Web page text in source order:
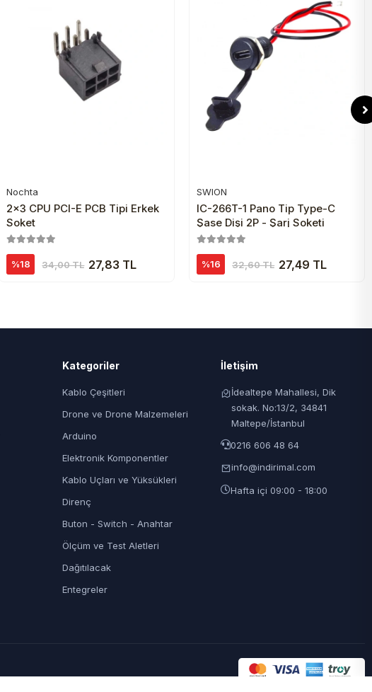
Sepete Ekle
Nochta
2x3 CPU PCI-E PCB Tipi Erkek
Soket
%18 34,00 TL 27,83 TL
Sepete Ekle
SWION
IC-266T-1 Pano Tip Type-C
Şase Dişi 2P - Şarj Soketi
%16 32,60 TL 27,49 TL
Kategoriler
Kablo Çeşitleri
Drone ve Drone Malzemeleri
Arduino
Elektronik Komponentler
Kablo Uçları ve Yüksükleri
Direnç
Buton - Switch - Anahtar
Ölçüm ve Test Aletleri
Dağıtılacak
Entegreler
İletişim
İdealtepe Mahallesi, Dik
sokak. No:13/2, 34841
Maltepe/İstanbul
0216 606 48 64
info@indirimal.com
Hafta içi 09:00 - 18:00